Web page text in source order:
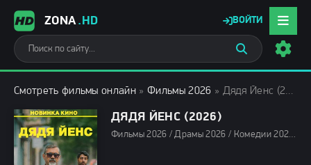
ZONA.HD ВОЙТИ
Смотреть фильмы онлайн » Фильмы 2026 » Дядя Йенс (2026)
ДЯДЯ ЙЕНС (2026)
Фильмы 2026 / Драмы 2026 / Комедии 2026 / Новинки кино 2026 / Последние фильмы 2026 / Зарубежные фильмы 2026 / Фильмы мая 2026 / Фильмы весны 2026 / Смотреть фильмы онлайн